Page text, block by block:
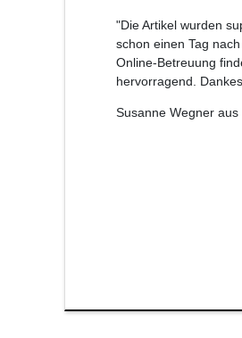
"Die Artikel wurden
schon einen Tag
Online-Betreuung
hervorragend.
Susanne Wegner aus